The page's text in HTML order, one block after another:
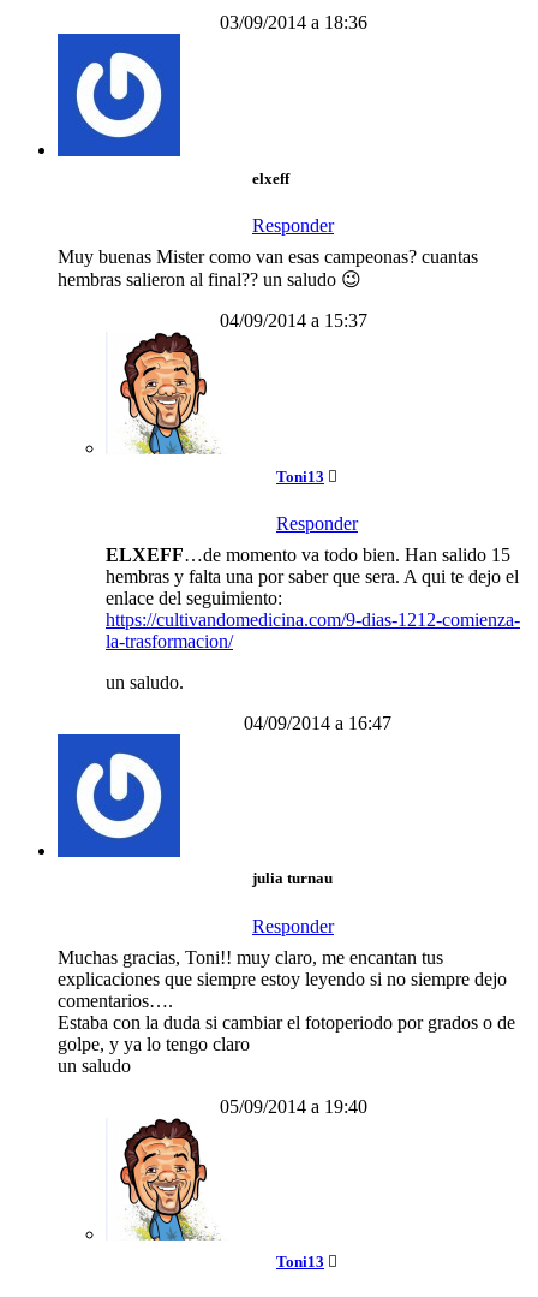
03/09/2014 a 18:36
elxeff
Responder
Muy buenas Mister como van esas campeonas? cuantas
hembras salieron al final?? un saludo 😉
04/09/2014 a 15:37
Toni13
Responder
ELXEFF…de momento va todo bien. Han salido 15
hembras y falta una por saber que sera. A qui te dejo el
enlace del seguimiento:
https://cultivandomedicina.com/9-dias-1212-comienza-
la-trasformacion/
un saludo.
04/09/2014 a 16:47
julia turnau
Responder
Muchas gracias, Toni!! muy claro, me encantan tus
explicaciones que siempre estoy leyendo si no siempre dejo
comentarios….
Estaba con la duda si cambiar el fotoperiodo por grados o de
golpe, y ya lo tengo claro
un saludo
05/09/2014 a 19:40
Toni13